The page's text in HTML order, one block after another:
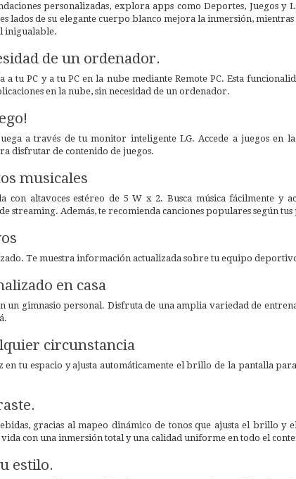
personalizadas, explora apps como Deportes, Juegos y
lados de su elegante cuerpo blanco mejora la inmersión,
inigualable.
de un ordenador.
tu PC y a tu PC en la nube mediante Remote PC. Esta
en la nube, sin necesidad de un ordenador.
a través de tu monitor inteligente LG. Accede a juegos en
disfrutar de contenido de juegos.
musicales
con altavoces estéreo de 5 W x 2. Busca música fácilmente y
streaming. Además, te recomienda canciones populares según
Te muestra información actualizada sobre tu equipo
en casa
un gimnasio personal. Disfruta de una amplia variedad de
circunstancia
tu espacio y ajusta automáticamente el brillo de la pantalla
gracias al mapeo dinámico de tonos que ajusta el brillo
con una inmersión total y una calidad uniforme en todo el
estilo.